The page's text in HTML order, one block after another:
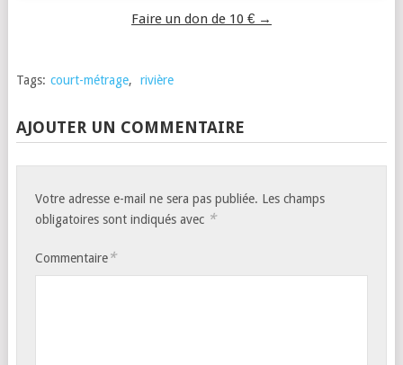
Faire un don de 10 € →
Tags: court-métrage, rivière
AJOUTER UN COMMENTAIRE
Votre adresse e-mail ne sera pas publiée. Les champs
obligatoires sont indiqués avec *
Commentaire*